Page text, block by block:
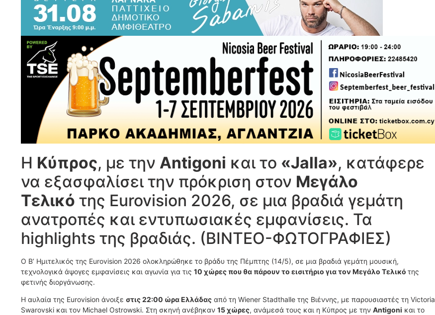
Η Κύπρος, με την Antigoni και το «Jalla», κατάφερε
να εξασφαλίσει την πρόκριση στον Μεγάλο
Τελικό της Eurovision 2026, σε μια βραδιά γεμάτη
ανατροπές και εντυπωσιακές εμφανίσεις. Τα
highlights της βραδιάς. (ΒΙΝΤΕΟ-ΦΩΤΟΓΡΑΦΙΕΣ)
Ο Β’ Ημιτελικός της Eurovision 2026 ολοκληρώθηκε το βράδυ της Πέμπτης (14/5), σε μια βραδιά γεμάτη μουσική,
τεχνολογικά άψογες εμφανίσεις και αγωνία για τις 10 χώρες που θα πάρουν το εισιτήριο για τον Μεγάλο Τελικό της
φετινής διοργάνωσης.
Η αυλαία της Eurovision άνοιξε στις 22:00 ώρα Ελλάδας από τη Wiener Stadthalle της Βιέννης, με παρουσιαστές τη Victoria
Swarovski και τον Michael Ostrowski. Στη σκηνή ανέβηκαν 15 χώρες, ανάμεσά τους και η Κύπρος με την Antigoni και το